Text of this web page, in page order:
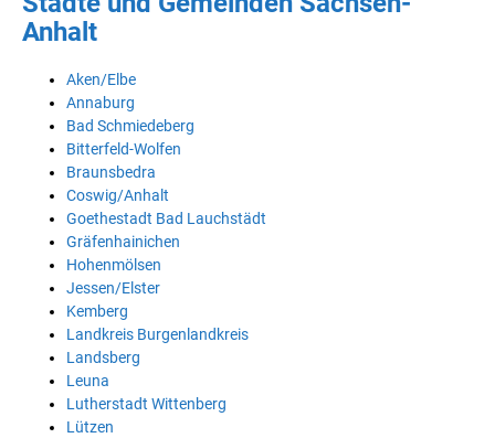
Anhalt
Aken/Elbe
Annaburg
Bad Schmiedeberg
Bitterfeld-Wolfen
Braunsbedra
Coswig/Anhalt
Goethestadt Bad Lauchstädt
Gräfenhainichen
Hohenmölsen
Jessen/Elster
Kemberg
Landkreis Burgenlandkreis
Landsberg
Leuna
Lutherstadt Wittenberg
Lützen